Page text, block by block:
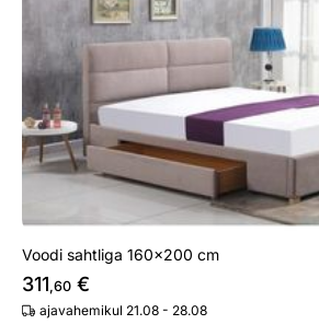
Voodi sahtliga 160x200 cm
311,60 €
ajavahemikul 21.08 - 28.08